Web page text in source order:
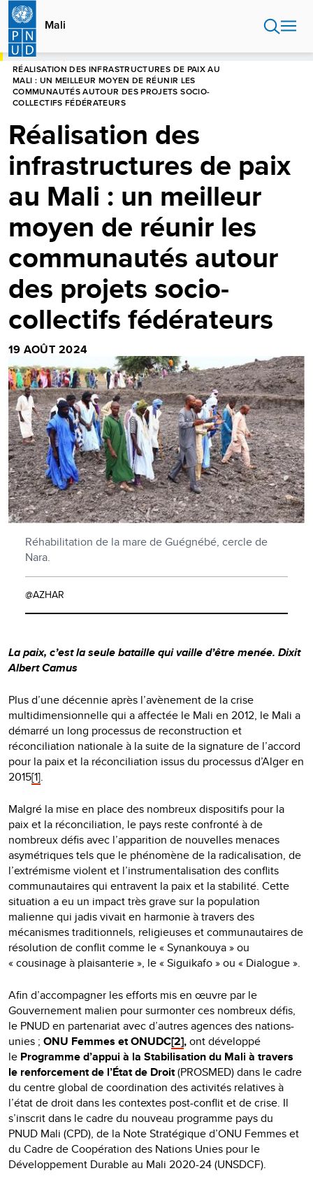
Aller
contenu
principal
Mali
HOME
RÉALISATION DES INFRASTRUCTURES DE PAIX AU
MALI : UN MEILLEUR MOYEN DE RÉUNIR LES
COMMUNAUTÉS AUTOUR DES PROJETS SOCIO-
COLLECTIFS FÉDÉRATEURS
Réalisation des
infrastructures de paix
au Mali : un meilleur
moyen de réunir les
communautés autour
des projets socio-
collectifs fédérateurs
19 AOÛT 2024
Réhabilitation de la mare de Guégnébé, cercle de
Nara.
@AZHAR
La paix, c’est la seule bataille qui vaille d’être menée. Dixit
Albert Camus
Plus d’une décennie après l’avènement de la crise
multidimensionnelle qui a affectée le Mali en 2012, le Mali a
démarré un long processus de reconstruction et
réconciliation nationale à la suite de la signature de l’accord
pour la paix et la réconciliation issus du processus d’Alger en
2015[1].
Malgré la mise en place des nombreux dispositifs pour la
paix et la réconciliation, le pays reste confronté à de
nombreux défis avec l’apparition de nouvelles menaces
asymétriques tels que le phénomène de la radicalisation, de
l’extrémisme violent et l’instrumentalisation des conflits
communautaires qui entravent la paix et la stabilité. Cette
situation a eu un impact très grave sur la population
malienne qui jadis vivait en harmonie à travers des
mécanismes traditionnels, religieuses et communautaires de
résolution de conflit comme le « Synankouya » ou
« cousinage à plaisanterie », le « Siguikafo » ou « Dialogue ».
Afin d’accompagner les efforts mis en œuvre par le
Gouvernement malien pour surmonter ces nombreux défis,
le PNUD en partenariat avec d’autres agences des nations-
unies ; ONU Femmes et ONUDC[2],ont développé
le Programme d’appui à la Stabilisation du Mali à travers
le renforcement de l’État de Droit(PROSMED) dans le cadre
du centre global de coordination des activités relatives à
l’état de droit dans les contextes post-conflit et de crise. Il
s’inscrit dans le cadre du nouveau programme pays du
PNUD Mali (CPD), de la Note Stratégique d’ONU Femmes et
du Cadre de Coopération des Nations Unies pour le
Développement Durable au Mali 2020-24 (UNSDCF).